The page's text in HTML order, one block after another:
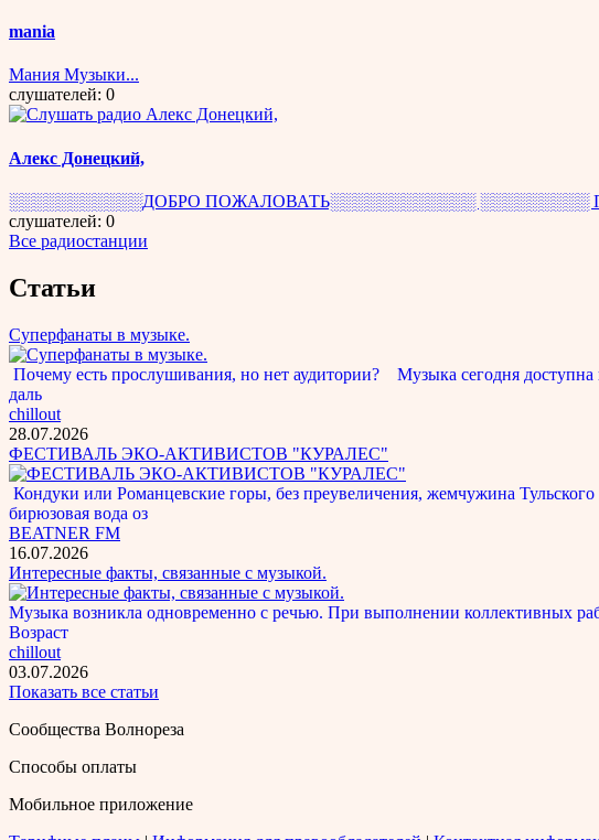
mania
Мания Музыки...
слушателей: 0
Алекс Донецкий,
░░░░░░░░░░░ДОБРО ПОЖАЛОВАТЬ░░░░░░░░░░░░
слушателей: 0
Все радиостанции
Статьи
Суперфанаты в музыке.
Почему есть прослушивания, но нет аудитории? Музыка сегодня
даль
chillout
28.07.2026
ФЕСТИВАЛЬ ЭКО-АКТИВИСТОВ "КУРАЛЕС"
Кондуки или Романцевские горы, без преувеличения, жемчужина
бирюзовая вода оз
BEATNER FM
16.07.2026
Интересные факты, связанные с музыкой.
Музыка возникла одновременно с речью. При выполнении коллективных
Возраст
chillout
03.07.2026
Показать все статьи
Сообщества Волнореза
Способы оплаты
Мобильное приложение